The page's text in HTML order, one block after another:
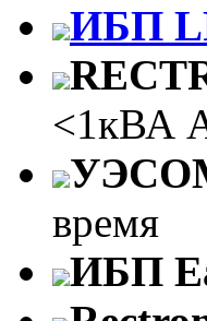
ИБП
<1кВА
время
ИБП